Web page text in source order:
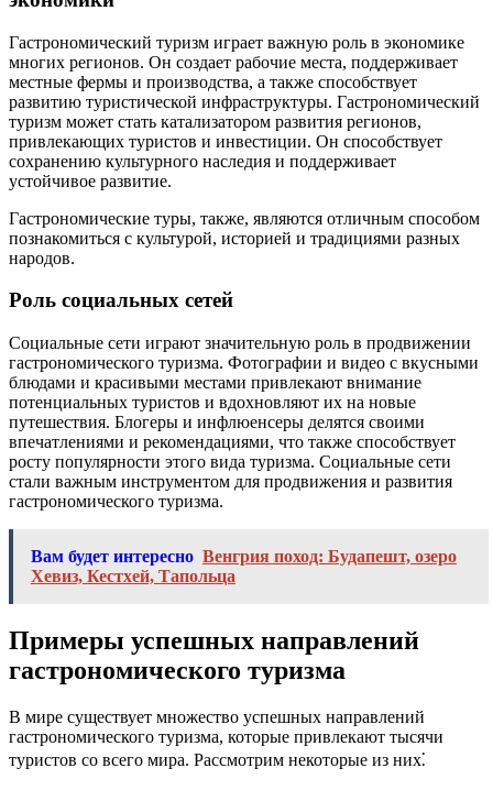
Гастрономический туризм играет важную роль в экономике
многих регионов. Он создает рабочие места, поддерживает
местные фермы и производства, а также способствует
развитию туристической инфраструктуры. Гастрономический
туризм может стать катализатором развития регионов,
привлекающих туристов и инвестиции. Он способствует
сохранению культурного наследия и поддерживает
устойчивое развитие.
Гастрономические туры, также, являются отличным способом
познакомиться с культурой, историей и традициями разных
народов.
Роль социальных сетей
Социальные сети играют значительную роль в продвижении
гастрономического туризма. Фотографии и видео с вкусными
блюдами и красивыми местами привлекают внимание
потенциальных туристов и вдохновляют их на новые
путешествия. Блогеры и инфлюенсеры делятся своими
впечатлениями и рекомендациями, что также способствует
росту популярности этого вида туризма. Социальные сети
стали важным инструментом для продвижения и развития
гастрономического туризма.
Вам будет интересно Венгрия поход: Будапешт, озеро
Хевиз, Кестхей, Тапольца
Примеры успешных направлений
гастрономического туризма
В мире существует множество успешных направлений
гастрономического туризма, которые привлекают тысячи
туристов со всего мира. Рассмотрим некоторые из них⁚